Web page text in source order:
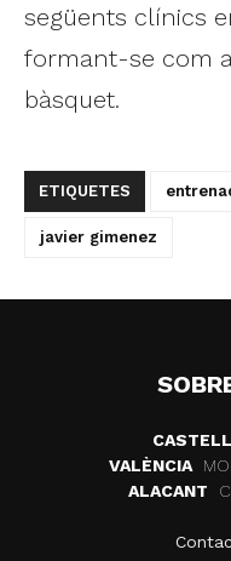
següents clínics
formant-se com
bàsquet.
ETIQUETES
javier gimenez
VALÈNCIA
ALACANT